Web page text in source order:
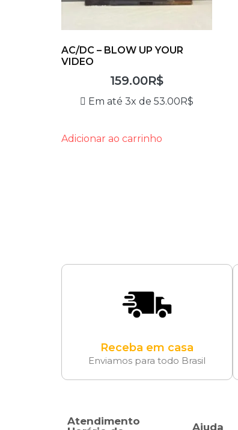
AC/DC – BLOW UP YOUR
VIDEO
159.00R$
Em até 3x de53.00R$
Adicionar ao carrinho
Receba em casa
Enviamos para todo Brasil
Atendimento
Ajuda